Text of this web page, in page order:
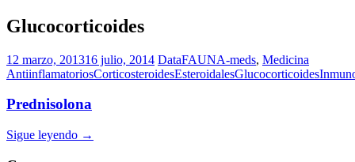
Glucocorticoides
12 marzo, 201316 julio, 2014 DataFAUNA-meds, Medicina
AntiinflamatoriosCorticosteroidesEsteroidalesGlucocorticoides
Prednisolona
Sigue leyendo →